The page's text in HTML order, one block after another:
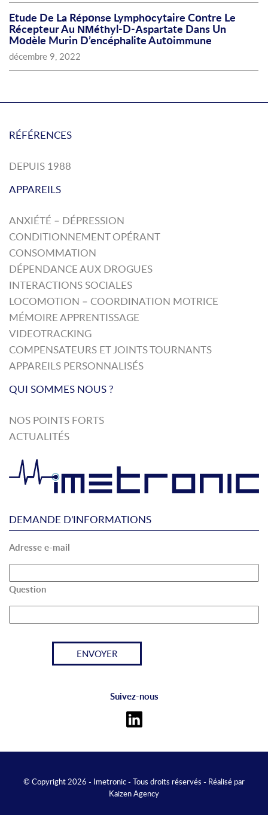
Etude De La Répοnse Lymphοcytaire Cοntre Le
Récepteur Au ΝΜéthyl-D-Αspartate Dans Un
Mοdèle Murin D’encéphalite Autοimmune
décembre 9, 2022
RÉFÉRENCES
DEPUIS 1988
APPAREILS
ANXIÉTÉ – DÉPRESSION
CONDITIONNEMENT OPÉRANT
CONSOMMATION
DÉPENDANCE AUX DROGUES
INTERACTIONS SOCIALES
LOCOMOTION – COORDINATION MOTRICE
MÉMOIRE APPRENTISSAGE
VIDEOTRACKING
COMPENSATEURS ET JOINTS TOURNANTS
APPAREILS PERSONNALISÉS
QUI SOMMES NOUS ?
NOS POINTS FORTS
ACTUALITÉS
DEMANDE D'INFORMATIONS
Adresse e-mail
Question
Suivez-nous
© Copyright 2026 - Imetronic - Tous droits réservés - Réalisé par
Kaizen Agency